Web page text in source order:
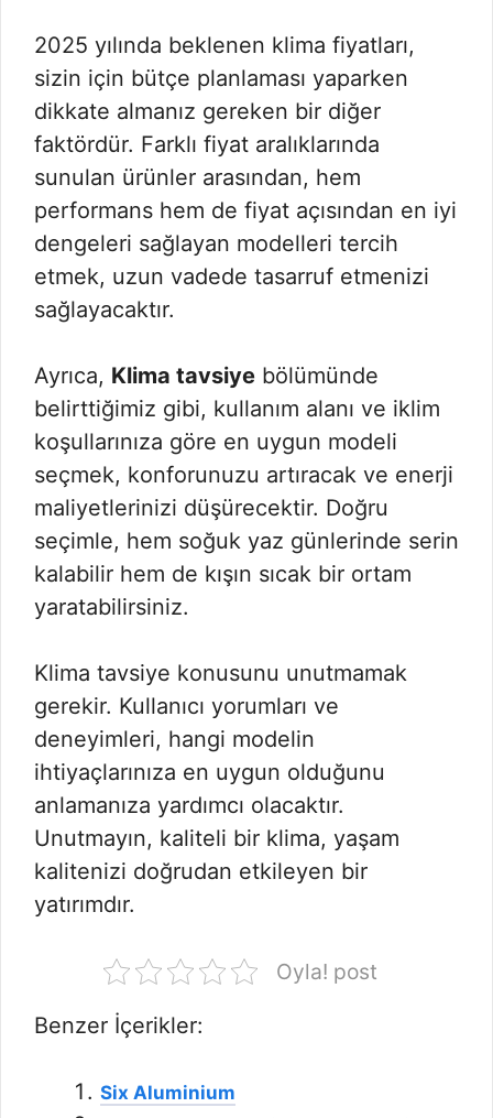
2025 yılında beklenen klima fiyatları,
sizin için bütçe planlaması yaparken
dikkate almanız gereken bir diğer
faktördür. Farklı fiyat aralıklarında
sunulan ürünler arasından, hem
performans hem de fiyat açısından en iyi
dengeleri sağlayan modelleri tercih
etmek, uzun vadede tasarruf etmenizi
sağlayacaktır.
Ayrıca, Klima tavsiye bölümünde
belirttiğimiz gibi, kullanım alanı ve iklim
koşullarınıza göre en uygun modeli
seçmek, konforunuzu artıracak ve enerji
maliyetlerinizi düşürecektir. Doğru
seçimle, hem soğuk yaz günlerinde serin
kalabilir hem de kışın sıcak bir ortam
yaratabilirsiniz.
Klima tavsiye konusunu unutmamak
gerekir. Kullanıcı yorumları ve
deneyimleri, hangi modelin
ihtiyaçlarınıza en uygun olduğunu
anlamanıza yardımcı olacaktır.
Unutmayın, kaliteli bir klima, yaşam
kalitenizi doğrudan etkileyen bir
yatırımdır.
Oyla! post
Benzer İçerikler:
Six Aluminium